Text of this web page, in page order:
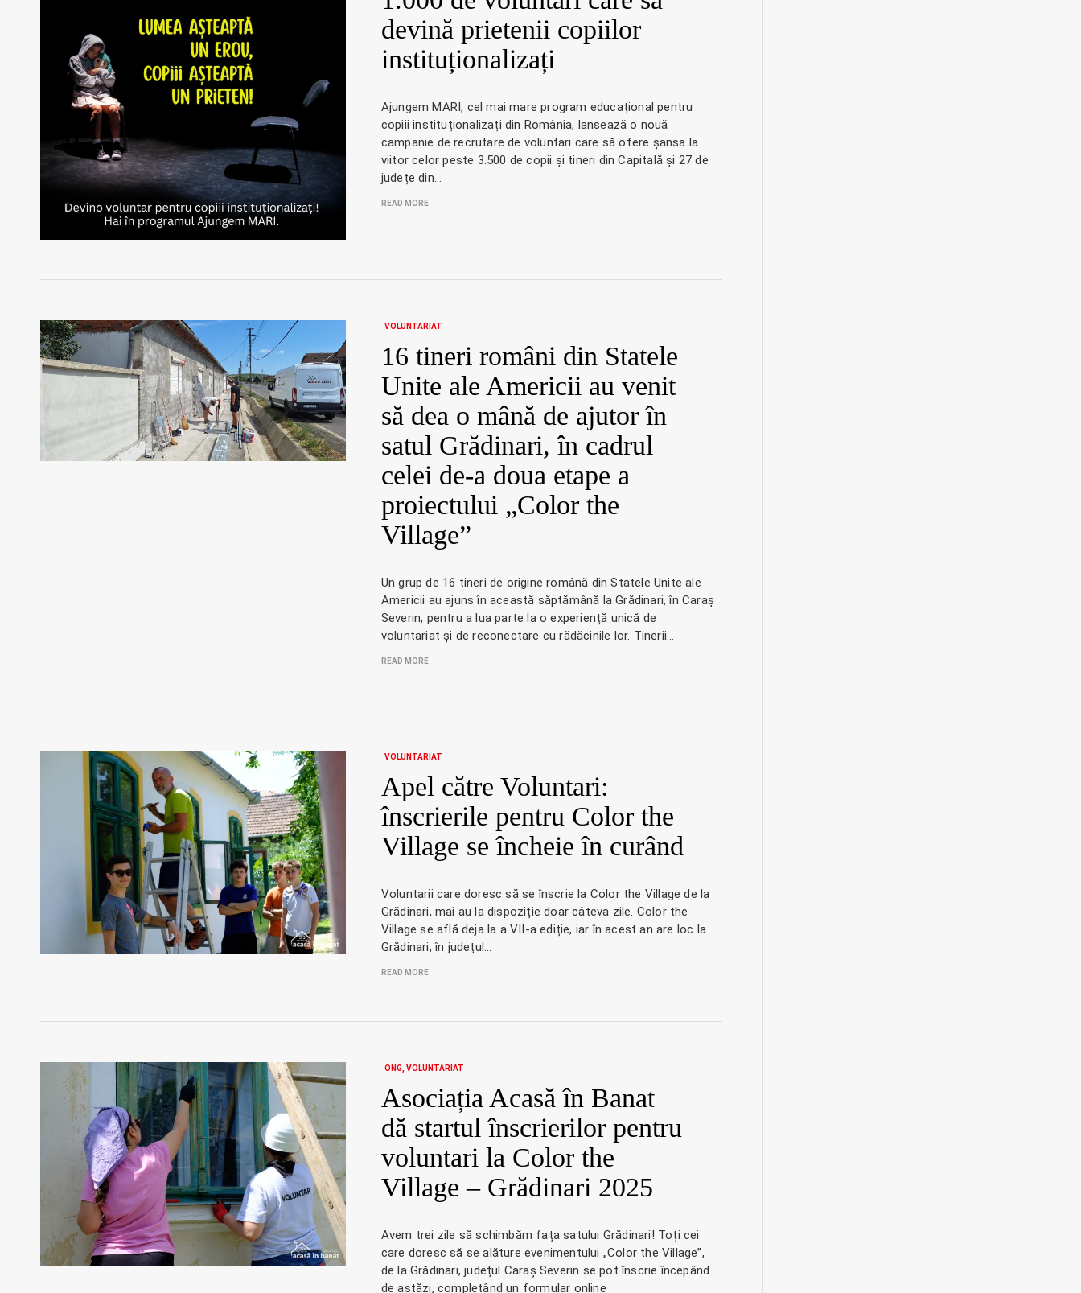
devină prietenii copiilor
instituționalizați
Ajungem MARI, cel mai mare program educațional pentru
copiii instituționalizați din România, lansează o nouă
campanie de recrutare de voluntari care să ofere șansa la
viitor celor peste 3.500 de copii și tineri din Capitală și 27 de
județe din…
READ MORE
VOLUNTARIAT
16 tineri români din Statele
Unite ale Americii au venit
să dea o mână de ajutor în
satul Grădinari, în cadrul
celei de-a doua etape a
proiectului „Color the
Village”
Un grup de 16 tineri de origine română din Statele Unite ale
Americii au ajuns în această săptămână la Grădinari, în Caraș
Severin, pentru a lua parte la o experiență unică de
voluntariat și de reconectare cu rădăcinile lor. Tinerii…
READ MORE
VOLUNTARIAT
Apel către Voluntari:
înscrierile pentru Color the
Village se încheie în curând
Voluntarii care doresc să se înscrie la Color the Village de la
Grădinari, mai au la dispoziție doar câteva zile. Color the
Village se află deja la a VII-a ediție, iar în acest an are loc la
Grădinari, în județul…
READ MORE
ONG VOLUNTARIAT
Asociația Acasă în Banat
dă startul înscrierilor pentru
voluntari la Color the
Village – Grădinari 2025
Avem trei zile să schimbăm fața satului Grădinari! Toți cei
care doresc să se alăture evenimentului „Color the Village”,
de la Grădinari, județul Caraș Severin se pot înscrie începând
de astăzi, completând un formular online